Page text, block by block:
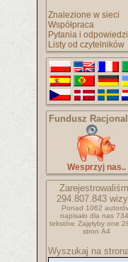
Znalezione w sieci
Współpraca
Pytania i odpowiedzi
Listy od czytelników
Fundusz
Wesprzyj nas..
294.807.843
Ponad 1062
napisało dla nas
tekstów. Zajęłyby one
stron A4
Wyszukaj na